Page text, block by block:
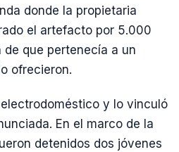
donde la propietaria
el artefacto por 5.000
que pertenecía a un
ofrecieron.
y lo vinculó
En el marco de la
detenidos dos jóvenes